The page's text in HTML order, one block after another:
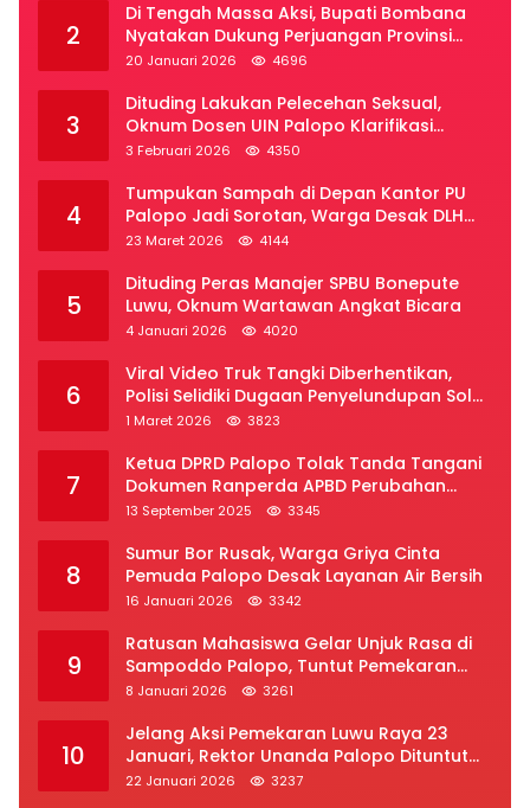
2
Di Tengah Massa Aksi, Bupati Bombana
Nyatakan Dukung Perjuangan Provinsi
Luwu Raya
20 Januari 2026 4696
3
Dituding Lakukan Pelecehan Seksual,
Oknum Dosen UIN Palopo Klarifikasi
Kronologi
3 Februari 2026 4350
4
Tumpukan Sampah di Depan Kantor PU
Palopo Jadi Sorotan, Warga Desak DLH
Segera Bertindak
23 Maret 2026 4144
5
Dituding Peras Manajer SPBU Bonepute
Luwu, Oknum Wartawan Angkat Bicara
4 Januari 2026 4020
6
Viral Video Truk Tangki Diberhentikan,
Polisi Selidiki Dugaan Penyelundupan Solar
Subsidi di Palopo
1 Maret 2026 3823
7
Ketua DPRD Palopo Tolak Tanda Tangani
Dokumen Ranperda APBD Perubahan
2025
13 September 2025 3345
8
Sumur Bor Rusak, Warga Griya Cinta
Pemuda Palopo Desak Layanan Air Bersih
16 Januari 2026 3342
9
Ratusan Mahasiswa Gelar Unjuk Rasa di
Sampoddo Palopo, Tuntut Pemekaran
Provinsi Luwu Raya
8 Januari 2026 3261
10
Jelang Aksi Pemekaran Luwu Raya 23
Januari, Rektor Unanda Palopo Dituntut
Liburkan Mahasiswa
22 Januari 2026 3237